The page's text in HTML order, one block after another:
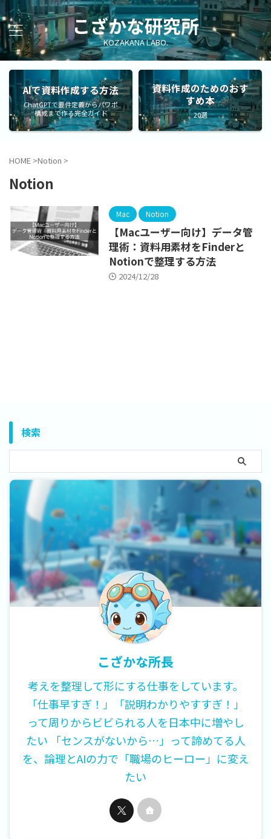
こざかな研究所
KOZAKANA LABO.
AIで資料作成する方法
ChatGPTで要件定義からパワポ
構成まで作る完全ガイド
資料作成のためのおす
すめ本
20選
HOME >Notion >
Notion
Mac Notion
【Macユーザー向け】データ管
理術：資料用素材をFinderと
Notionで整理する方法
2024/12/28
検索
こざかな所長
考えを整理して形にする仕事をしています。
「仕事早すぎ！」「説明わかりやすすぎ！」
って周りからビビられる人を日本中に増やし
たい 「センスがないから…」って諦めてる人
を、論理とAIの力で「職場のヒーロー」に変え
たい